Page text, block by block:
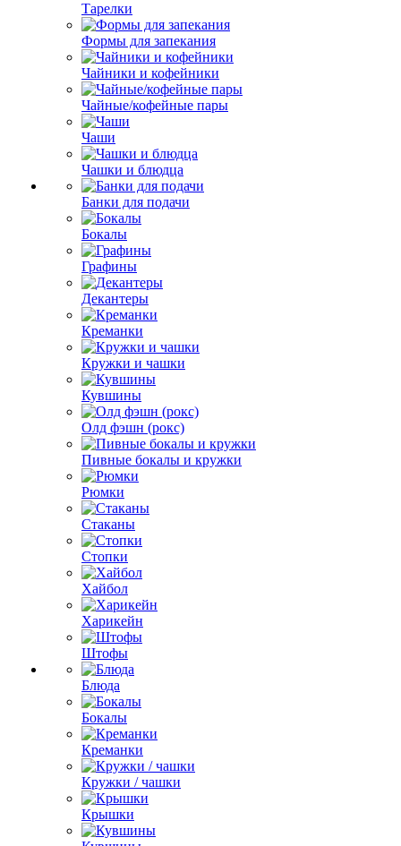
Тарелки
Формы для запекания
Чайники и кофейники
Чайные/кофейные пары
Чаши
Чашки и блюдца
Банки для подачи
Бокалы
Графины
Декантеры
Креманки
Кружки и чашки
Кувшины
Олд фэшн (рокс)
Пивные бокалы и кружки
Рюмки
Стаканы
Стопки
Хайбол
Харикейн
Штофы
Блюда
Бокалы
Креманки
Кружки / чашки
Крышки